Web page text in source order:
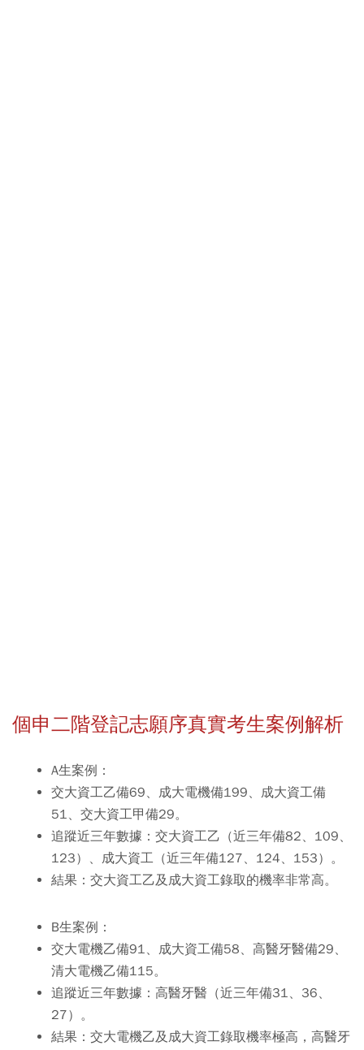
個申二階登記志願序真實考生案例解析
A生案例：
交大資工乙備69、成大電機備199、成大資工備
51、交大資工甲備29。
追蹤近三年數據：交大資工乙（近三年備82、109、
123）、成大資工（近三年備127、124、153）。
結果：交大資工乙及成大資工錄取的機率非常高。
B生案例：
交大電機乙備91、成大資工備58、高醫牙醫備29、
清大電機乙備115。
追蹤近三年數據：高醫牙醫（近三年備31、36、
27）。
結果：交大電機乙及成大資工錄取機率極高，高醫牙